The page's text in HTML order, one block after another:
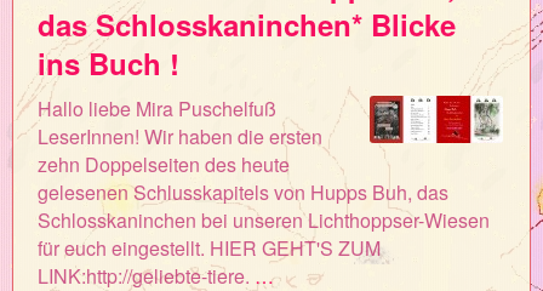
das Schlosskaninchen* Blicke
ins Buch !
Hallo liebe Mira Puschelfuß
LeserInnen! Wir haben die ersten
zehn Doppelseiten des heute
gelesenen Schlusskapitels von Hupps Buh, das
Schlosskaninchen bei unseren Lichthoppser-Wiesen
für euch eingestellt. HIER GEHT'S ZUM
LINK:http://geliebte-tiere. …